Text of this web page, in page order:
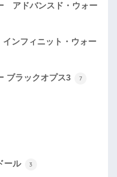
アドバンスド・ウォー
ンフィニット・ウォー
ブラックオプス3 7
ール 3